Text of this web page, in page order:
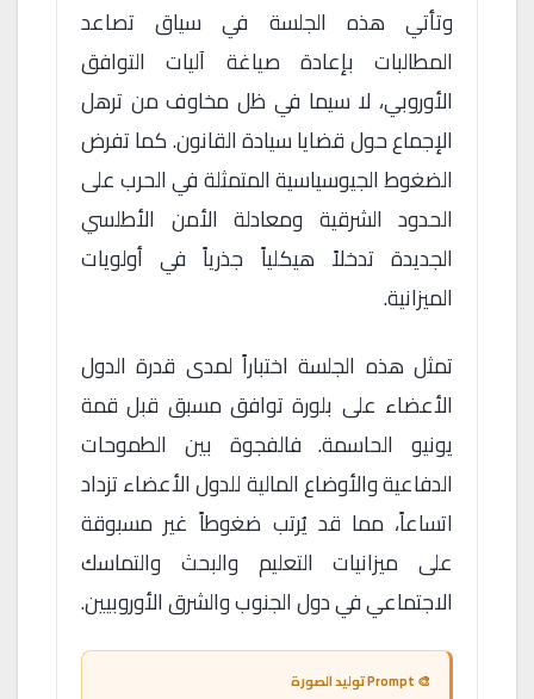
وتأتي هذه الجلسة في سياق تصاعد
المطالبات بإعادة صياغة آليات التوافق
الأوروبي، لا سيما في ظل مخاوف من ترهل
الإجماع حول قضايا سيادة القانون. كما تفرض
الضغوط الجيوسياسية المتمثلة في الحرب على
الحدود الشرقية ومعادلة الأمن الأطلسي
الجديدة تدخلاً هيكلياً جذرياً في أولويات
الميزانية.
تمثل هذه الجلسة اختباراً لمدى قدرة الدول
الأعضاء على بلورة توافق مسبق قبل قمة
يونيو الحاسمة. فالفجوة بين الطموحات
الدفاعية والأوضاع المالية للدول الأعضاء تزداد
اتساعاً، مما قد يُرتب ضغوطاً غير مسبوقة
على ميزانيات التعليم والبحث والتماسك
الاجتماعي في دول الجنوب والشرق الأوروبيين.
🎨 Prompt توليد الصورة